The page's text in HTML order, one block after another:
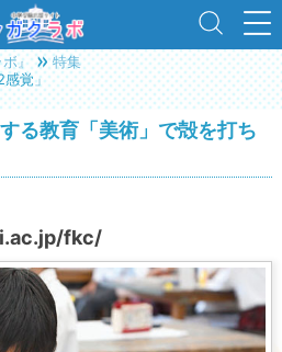
ボ』
特集
感覚」
る教育「美術」で殻を打ち
fkc/